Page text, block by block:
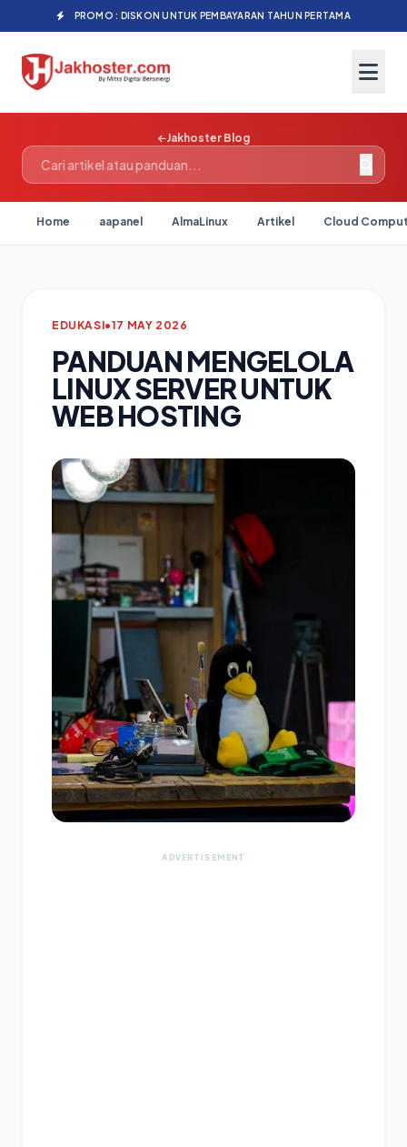
PROMO : DISKON UNTUK PEMBAYARAN TAHUN PERTAMA
Jakhoster Blog
Home aapanel AlmaLinux Artikel Cloud
EDUKASI•17 MAY 2026
PANDUAN MENGELOLA
LINUX SERVER UNTUK
WEB HOSTING
ADVERTISEMENT